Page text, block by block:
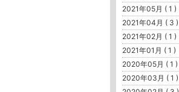
2021年05月 ( 1 )
2021年04月 ( 3 )
2021年02月 ( 1 )
2021年01月 ( 1 )
2020年05月 ( 1 )
2020年03月 ( 1 )